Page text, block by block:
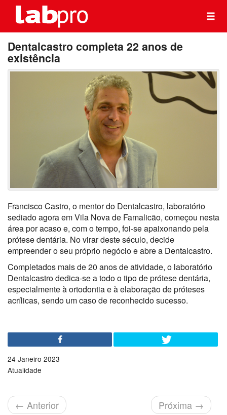
Dentalcastro completa 22 anos de
existência
Francisco Castro, o mentor do Dentalcastro, laboratório
sediado agora em Vila Nova de Famalicão, começou nesta
área por acaso e, com o tempo, foi-se apaixonando pela
prótese dentária. No virar deste século, decide
empreender o seu próprio negócio e abre a Dentalcastro.
Completados mais de 20 anos de atividade, o laboratório
Dentalcastro dedica-se a todo o tipo de prótese dentária,
especialmente à ortodontia e à elaboração de próteses
acrílicas, sendo um caso de reconhecido sucesso.
24 Janeiro 2023
Atualidade
← Anterior Próxima →